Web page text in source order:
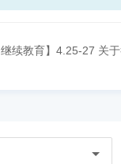
继续教育】4.25-27 关